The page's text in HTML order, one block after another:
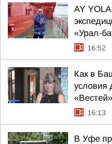
AY
«Урал-
16:52
Как в
условия
«Вестей»
16:13
В Уфе